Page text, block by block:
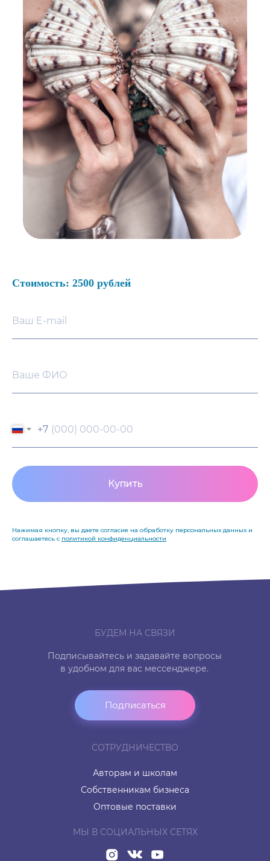
Стоимость: 2500 рублей
+7
Купить
Нажимая кнопку, вы даете согласие на обработку персональных данных и
соглашаетесь c политикой конфиденциальности
БУДЕМ НА СВЯЗИ
Подписывайтесь и задавайте вопросы
в удобном для вас мессенджере.
СОТРУДНИЧЕСТВО
Авторам и школам
Собственникам бизнеса
Оптовые поставки
МЫ В СОЦИАЛЬНЫХ СЕТЯХ
Подписаться